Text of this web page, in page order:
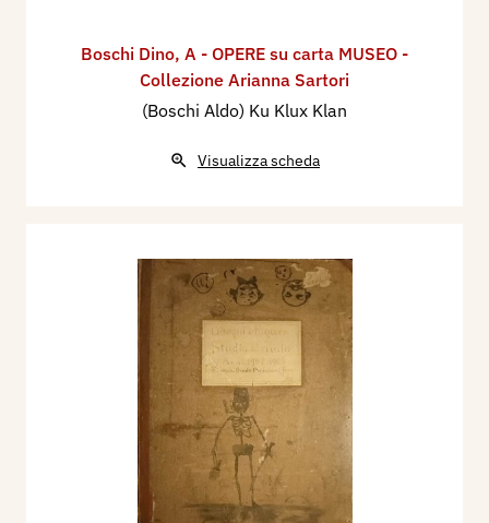
Boschi Dino, A - OPERE su carta MUSEO -
Collezione Arianna Sartori
(Boschi Aldo) Ku Klux Klan
Visualizza scheda